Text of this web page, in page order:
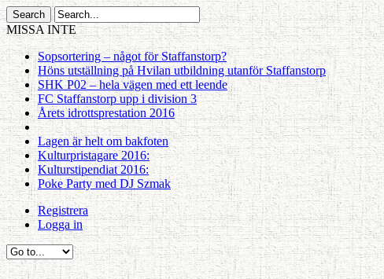
MISSA INTE
Sopsortering – något för Staffanstorp?
Höns utställning på Hvilan utbildning utanför Staffanstorp
SHK P02 – hela vägen med ett leende
FC Staffanstorp upp i division 3
Årets idrottsprestation 2016
Lagen är helt om bakfoten
Kulturpristagare 2016:
Kulturstipendiat 2016:
Poke Party med DJ Szmak
Registrera
Logga in